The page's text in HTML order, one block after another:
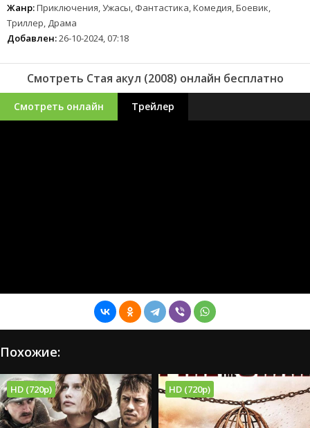
Жанр:Приключения, Ужасы, Фантастика, Комедия, Боевик,
Триллер, Драма
Добавлен:26-10-2024, 07:18
Смотреть Стая акул (2008) онлайн бесплатно
Смотреть онлайн Трейлер
Похожие:
HD (720p) HD (720p)